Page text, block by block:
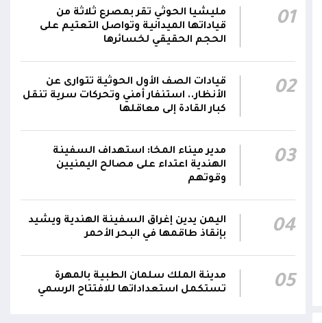
23:16
مركز الملك سلمان يوقع برنامجاً لإعادة تأهيل
وتجهيز 11 منشأة صحية في لحج والضالع
وسقطرى يستفيد منها أكثر من 112 ألف شخص
22:01
سعودية خلال 24 ساعة بصاروخ باليستي في خليج
21:45
الشركة اليمنية للغاز: أعمال الصيانة أوشكت على
الانتهاء وإمدادات الغاز ستعود تدريجياً لتغطية
احتياجات كافة المحافظات
01
مليشيا الحوثي تقر بمصرع ثلاثة من
قياداتها الميدانية وتواصل التعتيم على
الحجم الحقيقي لخسائرها
02
قيادات الصف الأول الحوثية تتوارى عن
الأنظار.. استنفار أمني وتحركات سرية تنقل
كبار القادة إلى معاقلها
03
مدير ميناء المخا: استهداف السفينة
الهندية اعتداء على مصالح اليمنيين
وقوتهم
04
اليمن يدين إغراق السفينة الهندية ويشيد
بإنقاذ طاقمها في البحر الأحمر
05
مدينة الملك سلمان الطبية بالمهرة
تستكمل استعداداتها للافتتاح الرسمي